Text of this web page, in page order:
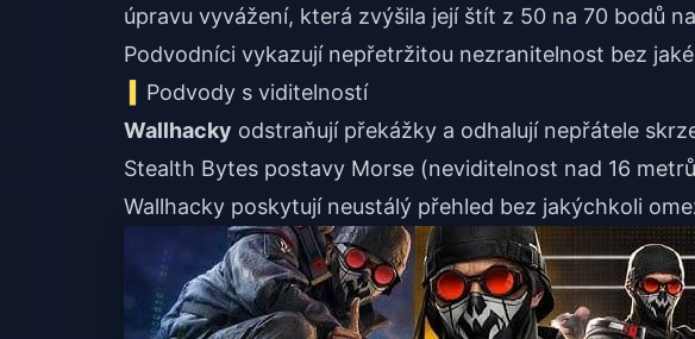
úpravu vyvážení, která zvýšila její štít z 50 na 70 bodů
Podvodníci vykazují nepřetržitou nezranitelnost bez
Podvody s viditelností
Wallhacky odstraňují překážky a odhalují nepřátele
Stealth Bytes postavy Morse (neviditelnost nad 16
Wallhacky poskytují neustálý přehled bez jakýchkoli